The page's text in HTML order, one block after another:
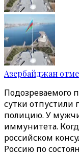
Азербайджан
Подозреваемого
сутки отпустили
полицию. У
иммунитета.
российском
Россию по